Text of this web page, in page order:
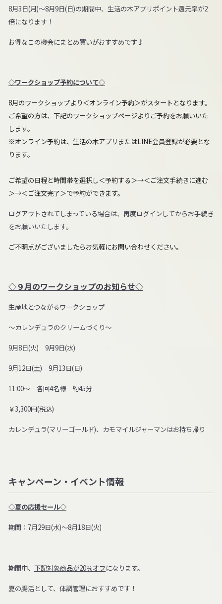
8月3日(月)～8月9日(日)の期間中、生活の木アプリポイント還元率が2
倍になります！
お得なこの機会にまとめ買いがおすすめです♪
◇ワークショップ予約について◇
8月のワークショップより＜オンライン予約＞がスタートとなります。
ご希望の方は、下記のワークショップページよりご予約をお願いいた
します。
※オンライン予約は、生活の木アプリまたはLINE会員登録が必要とな
ります。
ご希望の日程と時間帯を選択し＜予約する＞→＜ご注文手続きに進む
＞→＜ご注文完了＞で予約ができます。
ログアウトされてしまっている場合は、再度ログインしてからお手続き
をお願いいたします。
ご不明点がございましたらお気軽にお問い合わせください。
◇９月のワークショップのお知らせ◇
生産地とつながるワークショップ
～カレンデュラのクリームづくり～
9月8日(火) 9月9日(水)
9月12日(土) 9月13日(日)
11:00～ 各回4名様 約45分
￥3,300円(税込)
カレンデュラ(マリーゴールド)、カモマイルジャーマンはお持ち帰り
キャンペーン・イベント情報
◇夏の応援セール◇
期間：7月29日(水)～8月18日(火)
期間中、 下記対象商品が20％オフになります。
夏の腸活として、体調管理におすすめです！